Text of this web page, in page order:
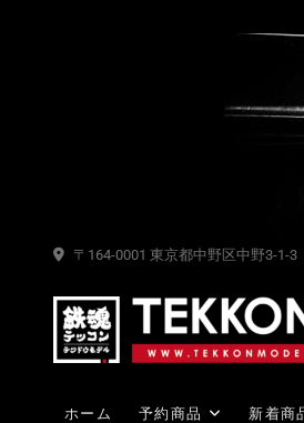
〒164-0001 東京都中野区中野3-1-3
ホーム 予約商品 新着商